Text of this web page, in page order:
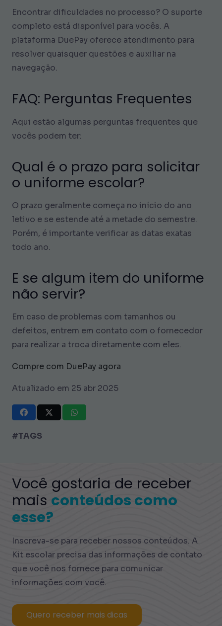
Encontrar dificuldades no processo? O suporte
completo está disponível para vocês. A
plataforma DuePay oferece atendimento para
resolver quaisquer questões e auxiliar na
navegação.
FAQ: Perguntas Frequentes
Aqui estão algumas perguntas frequentes que
vocês podem ter:
Qual é o prazo para solicitar
o uniforme escolar?
O prazo geralmente começa no início do ano
letivo e se estende até a metade do semestre.
Porém, é importante verificar as datas exatas
todo ano.
E se algum item do uniforme
não servir?
Em caso de problemas com tamanhos ou
defeitos, entrem em contato com o fornecedor
para realizar a troca diretamente com eles.
Compre com DuePay agora
Atualizado em 25 abr 2025
#TAGS
Você gostaria de receber
mais conteúdos como
esse?
Inscreva-se para receber nossos conteúdos. A
Kit escolar precisa das informações de contato
que você nos fornece para comunicar
informações com você.
Quero receber mais dicas